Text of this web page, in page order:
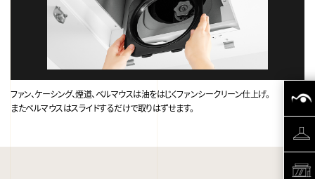
ファン、ケーシング、煙道、ベルマウスは油をはじくファンシークリーン仕上げ。
またベルマウスはスライドするだけで取りはずせます。